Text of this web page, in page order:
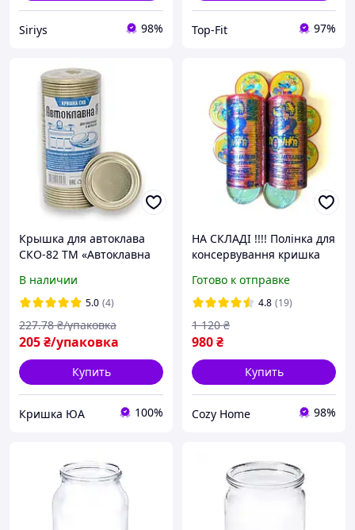
Siriys 98% Top-Fit 97%
Крышка для автоклава
СКО-82 ТМ «Автоклавна
В наличии
5.0 (4)
205₴/упаковка
227.78 ₴/упаковка
Купить
Кришка ЮА 100%
НА СКЛАДІ !!!! Полінка для
консервування кришка
пачок(500кришок) опт
Готово к отправке
4.8 (19)
980₴
1 120 ₴
Купить
Cozy Home 98%